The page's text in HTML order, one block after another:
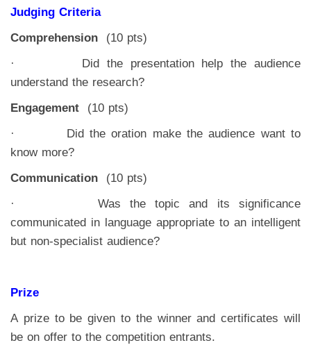
Judging Criteria
Comprehension (10 pts)
· Did the presentation help the audience
understand the research?
Engagement (10 pts)
· Did the oration make the audience want to
know more?
Communication (10 pts)
· Was the topic and its significance
communicated in language appropriate to an intelligent
but non-specialist audience?
Prize
A prize to be given to the winner and certificates will
be on offer to the competition entrants.